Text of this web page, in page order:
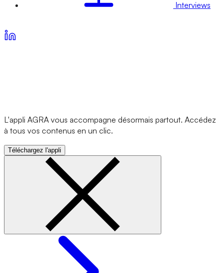
Interviews
L'appli AGRA vous accompagne désormais partout. Accédez
à tous vos contenus en un clic.
Téléchargez l'appli